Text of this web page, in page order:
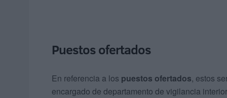
Puestos ofertados
En referencia a los puestos ofertados, estos
encargado de departamento de vigilancia